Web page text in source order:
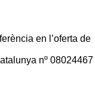
en l’oferta de
nº 08024467